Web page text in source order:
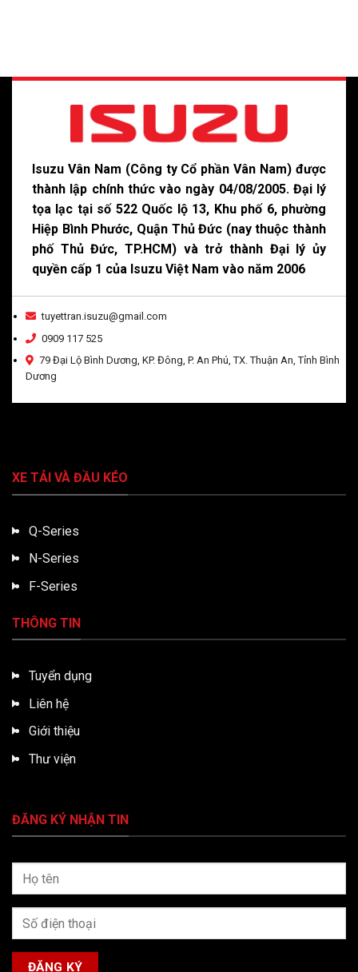
Isuzu Vân Nam (Công ty Cổ phần Vân Nam) được
thành lập chính thức vào ngày 04/08/2005. Đại lý
tọa lạc tại số 522 Quốc lộ 13, Khu phố 6, phường
Hiệp Bình Phước, Quận Thủ Đức (nay thuộc thành
phố Thủ Đức, TP.HCM) và trở thành Đại lý ủy
quyền cấp 1 của Isuzu Việt Nam vào năm 2006
tuyettran.isuzu@gmail.com
0909 117 525
79 Đại Lộ Bình Dương, KP. Đông, P. An Phú, TX. Thuận An, Tỉnh Bình
Dương
XE TẢI VÀ ĐẦU KÉO
Q-Series
N-Series
F-Series
THÔNG TIN
Tuyển dụng
Liên hệ
Giới thiệu
Thư viện
ĐĂNG KÝ NHẬN TIN